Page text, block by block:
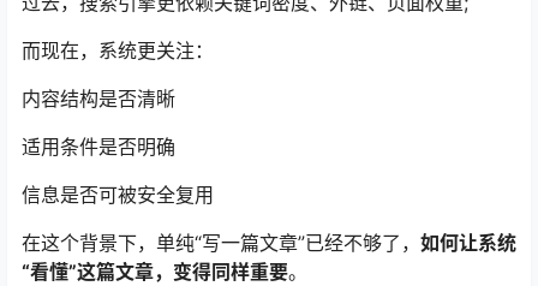
而现在，系统更关注：
内容结构是否清晰
适用条件是否明确
信息是否可被安全复用
在这个背景下，单纯“写一篇文章”已经不够了， 如何让系统
“看懂”这篇文章，变得同样重要。